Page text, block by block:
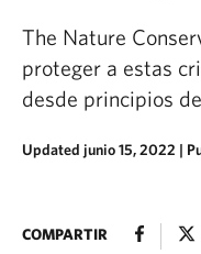
The Nature
proteger a estas
desde principios
Updated junio 15, 2022 |
COMPARTIR